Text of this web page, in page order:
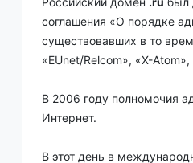
соглашения «О порядке
существовавших в то
«EUnet/Relcom», «X-Atom»,
В 2006 году полномочия
Интернет.
В этот день в